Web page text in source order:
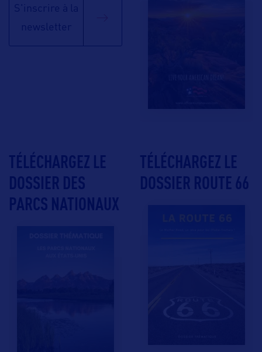
S'inscrire à la
newsletter
TÉLÉCHARGEZ LE
DOSSIER DES
PARCS NATIONAUX
TÉLÉCHARGEZ LE
DOSSIER ROUTE 66